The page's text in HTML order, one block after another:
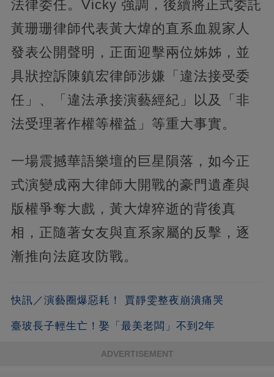
法律委任。Vicky 強調，後續將正式委託
黃珊珊律師代表黃大煒的直系血親家人
發表公開聲明，正面迎擊兩位姊姊，並
具狀控訴陳鎮宏律師涉嫌「違法接受委
任」、「違法承接演藝經紀」以及「非
法受理著作權等權益」等重大事實。
一場震撼華語樂壇的巨星隕落，如今正
式演變成兩大律師大開戰的豪門遺產與
版權爭奪大戲，黃大煒猝逝的背後真
相，正隨著女友與直系家屬的反擊，逐
漸推向法庭攻防戰。
快訊／演藝圈爆惡耗！ 賈靜雯整夜崩潰痛哭
臺玻長子輕生亡！娶「最美老闆」不到2年
ADVERTISEMENT